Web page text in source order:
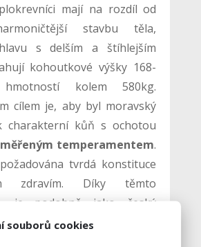
mají na rozdíl od
stavbu těla,
s delším a štíhlejším
kohoutkové výšky 168-
kolem 580kg.
cílem je, aby byl moravský
charakterní kůň s ochotou
temperamentem.
tvrdá konstituce
zdravím. Díky těmto
je podobně jako český
vhodný pro všestranné
souborů cookies